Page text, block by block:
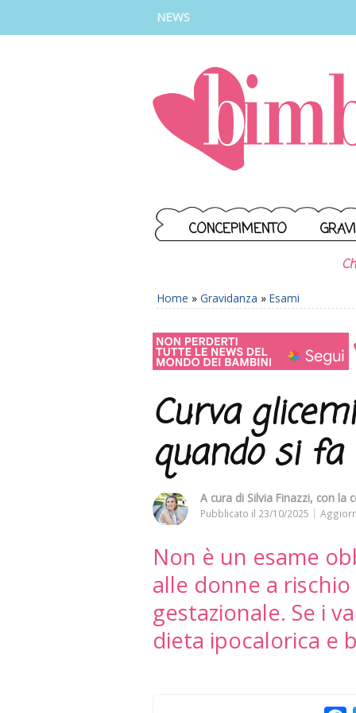
NEWS
CONCEPIMENTO
Home » Gravidanza » Esami
Curva
quando si fa
A cura di Silvia Finazzi, con la
Pubblicato il 23/10/2025
Non è un esame
alle donne a
gestazionale. Se i
dieta ipocalorica e